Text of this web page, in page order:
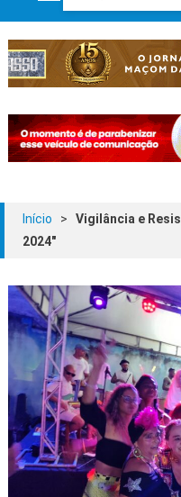
Início >
Vigilância e
2024"